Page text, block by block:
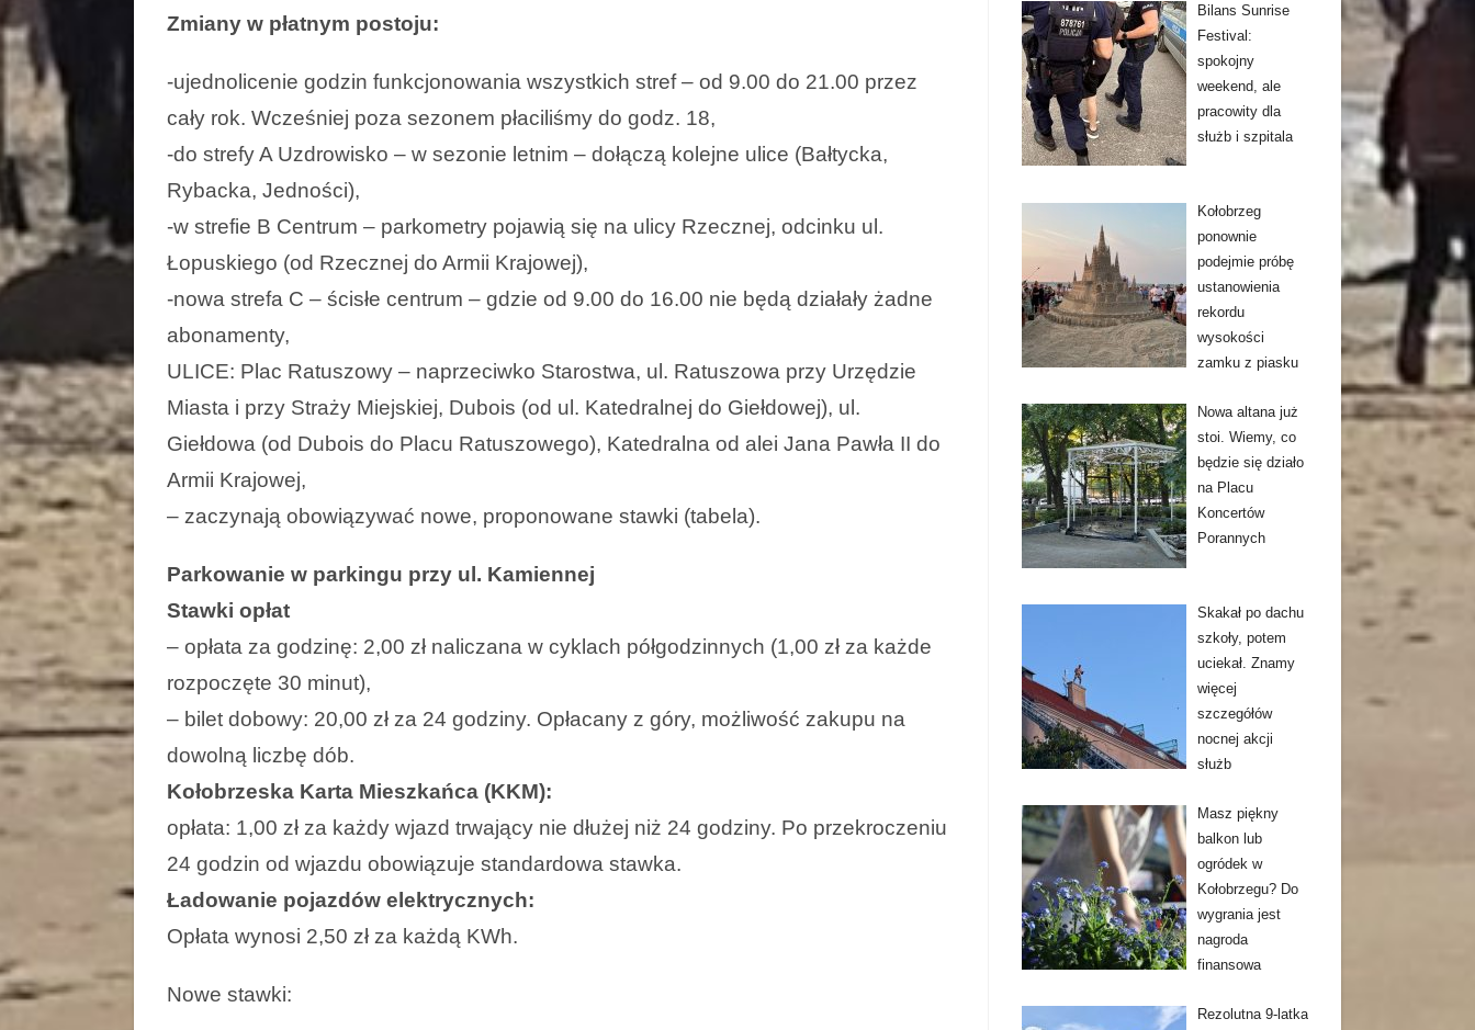
Zmiany w płatnym postoju:
-ujednolicenie godzin funkcjonowania wszystkich stref – od 9.00 do 21.00 przez
cały rok. Wcześniej poza sezonem płaciliśmy do godz. 18,
-do strefy A Uzdrowisko – w sezonie letnim – dołączą kolejne ulice (Bałtycka,
Rybacka, Jedności),
-w strefie B Centrum – parkometry pojawią się na ulicy Rzecznej, odcinku ul.
Łopuskiego (od Rzecznej do Armii Krajowej),
-nowa strefa C – ścisłe centrum – gdzie od 9.00 do 16.00 nie będą działały żadne
abonamenty,
ULICE: Plac Ratuszowy – naprzeciwko Starostwa, ul. Ratuszowa przy Urzędzie
Miasta i przy Straży Miejskiej, Dubois (od ul. Katedralnej do Giełdowej), ul.
Giełdowa (od Dubois do Placu Ratuszowego), Katedralna od alei Jana Pawła II do
Armii Krajowej,
– zaczynają obowiązywać nowe, proponowane stawki (tabela).
Parkowanie w parkingu przy ul. Kamiennej
Stawki opłat
– opłata za godzinę: 2,00 zł naliczana w cyklach półgodzinnych (1,00 zł za każde
rozpoczęte 30 minut),
– bilet dobowy: 20,00 zł za 24 godziny. Opłacany z góry, możliwość zakupu na
dowolną liczbę dób.
Kołobrzeska Karta Mieszkańca (KKM):
opłata: 1,00 zł za każdy wjazd trwający nie dłużej niż 24 godziny. Po przekroczeniu
24 godzin od wjazdu obowiązuje standardowa stawka.
Ładowanie pojazdów elektrycznych:
Opłata wynosi 2,50 zł za każdą KWh.
Nowe stawki:
Bilans Sunrise
Festival:
spokojny
weekend, ale
pracowity dla
służb i szpitala
Kołobrzeg
ponownie
podejmie próbę
ustanowienia
rekordu
wysokości
zamku z piasku
Nowa altana już
stoi. Wiemy, co
będzie się działo
na Placu
Koncertów
Porannych
Skakał po dachu
szkoły, potem
uciekał. Znamy
więcej
szczegółów
nocnej akcji
służb
Masz piękny
balkon lub
ogródek w
Kołobrzegu? Do
wygrania jest
nagroda
finansowa
Rezolutna 9-latka